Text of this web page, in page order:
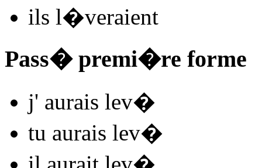
ils l�veraient
Pass� premi�re forme
j' aurais lev�
tu aurais lev�